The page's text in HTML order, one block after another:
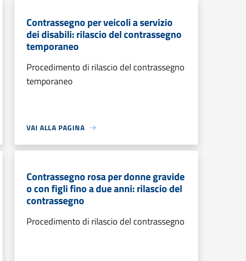
Contrassegno per veicoli a servizio
dei disabili: rilascio del contrassegno
temporaneo
Procedimento di rilascio del contrassegno
temporaneo
VAI ALLA PAGINA
Contrassegno rosa per donne gravide
o con figli fino a due anni: rilascio del
contrassegno
Procedimento di rilascio del contrassegno